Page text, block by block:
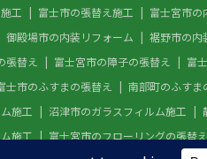
工 富士市の張替え施工 富士宮市の
御殿場市の内装リフォーム 裾野市の内
張替え 富士宮市の障子の張替え
富
士市のふすまの張替え 南部町のふすま
施工 沼津市のガラスフィルム施工
施工 富士宮市のフローリングの張替え